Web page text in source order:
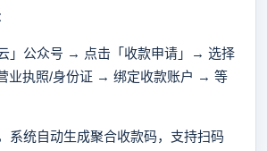
公众号 → 点击「收款申请」→ 选择
业执照/身份证 → 绑定收款账户 → 等
统自动生成聚合收款码，支持扫码